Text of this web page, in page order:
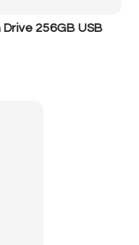
256GB USB